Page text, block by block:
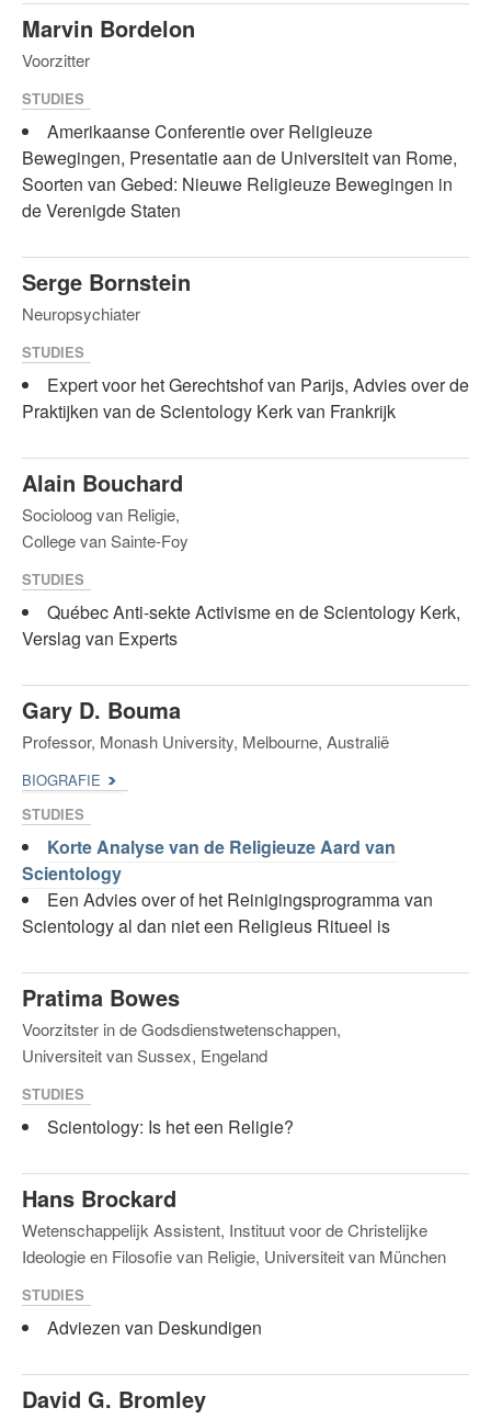
Marvin Bordelon
Voorzitter
STUDIES
Amerikaanse Conferentie over Religieuze
Bewegingen, Presentatie aan de Universiteit van Rome,
Soorten van Gebed: Nieuwe Religieuze Bewegingen in
de Verenigde Staten
Serge Bornstein
Neuropsychiater
STUDIES
Expert voor het Gerechtshof van Parijs, Advies over de
Praktijken van de Scientology Kerk van Frankrijk
Alain Bouchard
Socioloog van Religie,
College van Sainte-Foy
STUDIES
Québec Anti-sekte Activisme en de Scientology Kerk,
Verslag van Experts
Gary D. Bouma
Professor, Monash University, Melbourne, Australië
BIOGRAFIE
STUDIES
Korte Analyse van de Religieuze Aard van
Scientology
Een Advies over of het Reinigingsprogramma van
Scientology al dan niet een Religieus Ritueel is
Pratima Bowes
Voorzitster in de Godsdienstwetenschappen,
Universiteit van Sussex, Engeland
STUDIES
Scientology: Is het een Religie?
Hans Brockard
Wetenschappelijk Assistent, Instituut voor de Christelijke
Ideologie en Filosofie van Religie, Universiteit van München
STUDIES
Adviezen van Deskundigen
David G. Bromley